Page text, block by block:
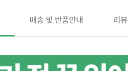
배송 및 반품안내 리뷰